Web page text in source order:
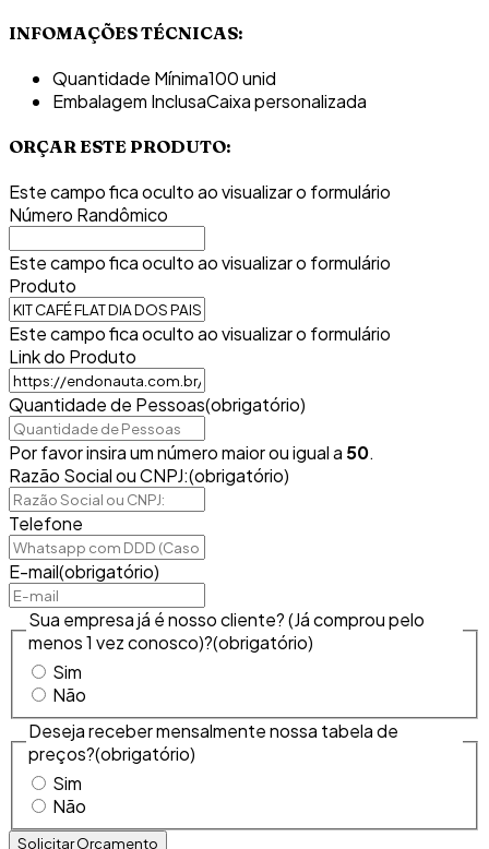
INFOMAÇÕES TÉCNICAS:
Quantidade Mínima100 unid
Embalagem InclusaCaixa personalizada
ORÇAR ESTE PRODUTO:
Este campo fica oculto ao visualizar o formulário
Número Randômico
Este campo fica oculto ao visualizar o formulário
Produto
Este campo fica oculto ao visualizar o formulário
Link do Produto
Quantidade de Pessoas(obrigatório)
Por favor insira um número maior ou igual a 50.
Razão Social ou CNPJ:(obrigatório)
Telefone
E-mail(obrigatório)
Sua empresa já é nosso cliente? (Já comprou pelo
menos 1 vez conosco)?(obrigatório)
Sim
Não
Deseja receber mensalmente nossa tabela de
preços?(obrigatório)
Sim
Não